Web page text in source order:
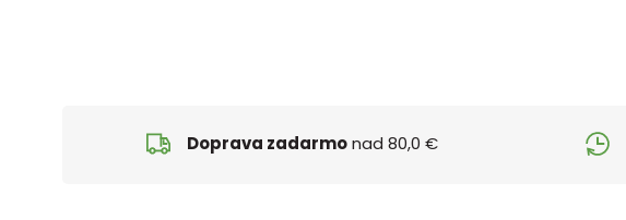
Doprava zadarmonad 80,0 €